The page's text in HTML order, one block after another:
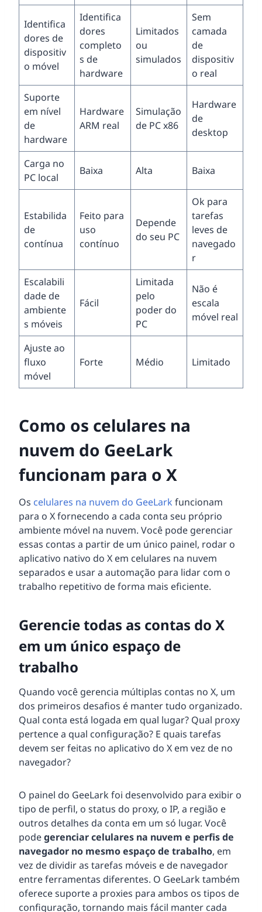
Identifica
dores de
dispositiv
o móvel
Identifica
dores
completo
s de
hardware
Limitados
ou
simulados
Sem
camada
de
dispositiv
o real
Suporte
em nível
de
hardware
Hardware
ARM real
Simulação
de PC x86
Hardware
de
desktop
Carga no
PC local
Baixa Alta Baixa
Estabilida
de
contínua
Feito para
uso
contínuo
Depende
do seu PC
Ok para
tarefas
leves de
navegado
r
Escalabili
dade de
ambiente
s móveis
Fácil
Limitada
pelo
poder do
PC
Não é
escala
móvel real
Ajuste ao
fluxo
móvel
Forte Médio Limitado
Como os celulares na
nuvem do GeeLark
funcionam para o X
Os celulares na nuvem do GeeLark funcionam
para o X fornecendo a cada conta seu próprio
ambiente móvel na nuvem. Você pode gerenciar
essas contas a partir de um único painel, rodar o
aplicativo nativo do X em celulares na nuvem
separados e usar a automação para lidar com o
trabalho repetitivo de forma mais eficiente.
Gerencie todas as contas do X
em um único espaço de
trabalho
Quando você gerencia múltiplas contas no X, um
dos primeiros desafios é manter tudo organizado.
Qual conta está logada em qual lugar? Qual proxy
pertence a qual configuração? E quais tarefas
devem ser feitas no aplicativo do X em vez de no
navegador?
O painel do GeeLark foi desenvolvido para exibir o
tipo de perfil, o status do proxy, o IP, a região e
outros detalhes da conta em um só lugar. Você
podegerenciar celulares na nuvem e perfis de
navegador no mesmo espaço de trabalho, em
vez de dividir as tarefas móveis e de navegador
entre ferramentas diferentes. O GeeLark também
oferece suporte a proxies para ambos os tipos de
configuração, tornando mais fácil manter cada